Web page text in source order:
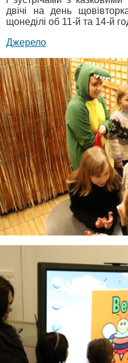
двічі на день
щонеділі об 11-й та 14-й
Джерело